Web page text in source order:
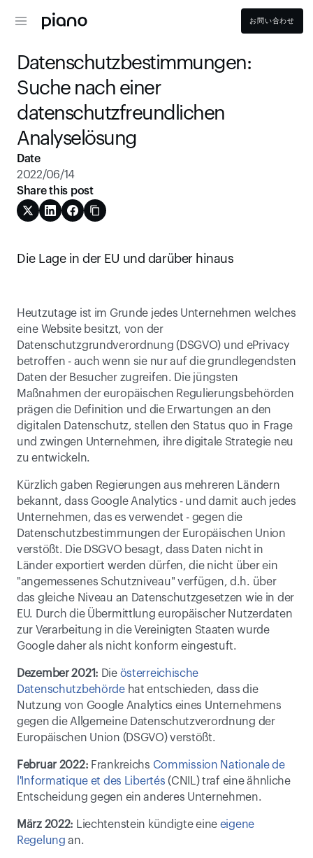
お問い合わせ
Datenschutzbestimmungen:
Suche nach einer
datenschutzfreundlichen
Analyselösung
Die Lage in der EU und darüber hinaus
Heutzutage ist im Grunde jedes Unternehmen welches
eine Website besitzt, von der
Datenschutzgrundverordnung (DSGVO) und ePrivacy
betroffen - auch wenn sie nur auf die grundlegendsten
Daten der Besucher zugreifen. Die jüngsten
Maßnahmen der europäischen Regulierungsbehörden
prägen die Definition und die Erwartungen an den
digitalen Datenschutz, stellen den Status quo in Frage
und zwingen Unternehmen, ihre digitale Strategie neu
zu entwickeln.
Kürzlich gaben Regierungen aus mehreren Ländern
bekannt, dass Google Analytics - und damit auch jedes
Unternehmen, das es verwendet - gegen die
Datenschutzbestimmungen der Europäischen Union
verstößt. Die DSGVO besagt, dass Daten nicht in
Länder exportiert werden dürfen, die nicht über ein
"angemessenes Schutzniveau" verfügen, d.h. über
das gleiche Niveau an Datenschutzgesetzen wie in der
EU. Durch die Übermittlung europäischer Nutzerdaten
zur Verarbeitung in die Vereinigten Staaten wurde
Google daher als nicht konform eingestuft.
Dezember 2021: Die österreichische
Datenschutzbehörde hat entschieden, dass die
Nutzung von Google Analytics eines Unternehmens
gegen die Allgemeine Datenschutzverordnung der
Europäischen Union (DSGVO) verstößt.
Februar 2022: Frankreichs Commission Nationale de
l'Informatique et des Libertés (CNIL) traf eine ähnliche
Entscheidung gegen ein anderes Unternehmen.
März 2022: Liechtenstein kündigte eine eigene
Regelung an.
Date
2022/06/14
Share this post